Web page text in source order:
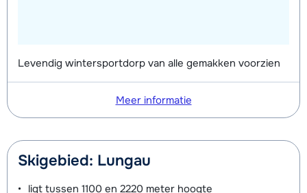
Levendig wintersportdorp van alle gemakken voorzien
Meer informatie
Skigebied: Lungau
ligt tussen 1100 en 2220 meter hoogte